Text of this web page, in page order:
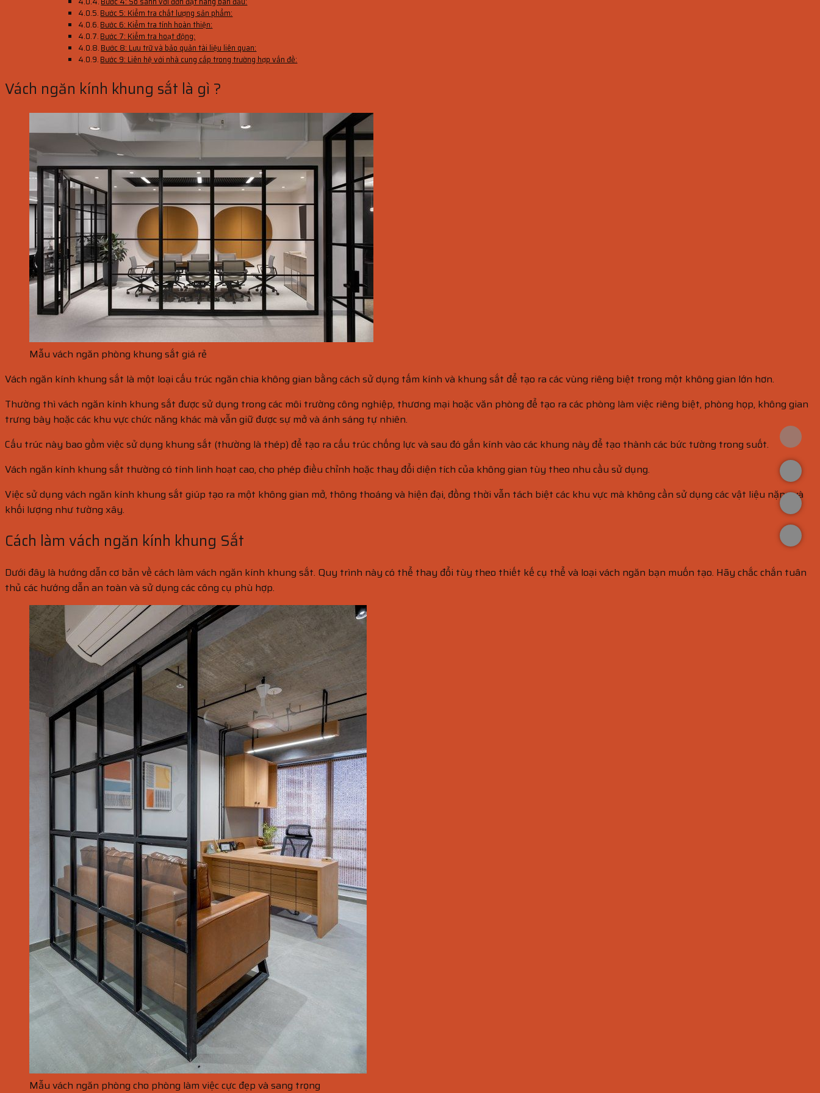
Bước 5: Kiểm tra chất lượng sản phẩm:
Bước 6: Kiểm tra tính hoàn thiện:
Bước 7: Kiểm tra hoạt động:
Bước 8: Lưu trữ và bảo quản tài liệu liên quan:
Bước 9: Liên hệ với nhà cung cấp trong trường hợp vấn đề:
Vách ngăn kính khung sắt là gì ?
Mẫu vách ngăn phòng khung sắt giá rẻ
Vách ngăn kính khung sắt là một loại cấu trúc ngăn chia không gian bằng cách sử dụng tấm kính và khung sắt để tạo ra các vùng riêng biệt trong một không gian lớn hơn.
Thường thì vách ngăn kính khung sắt được sử dụng trong các môi trường công nghiệp, thương mại hoặc văn phòng để tạo ra các phòng làm việc riêng biệt, phòng họp, không gian
trưng bày hoặc các khu vực chức năng khác mà vẫn giữ được sự mở và ánh sáng tự nhiên.
Cấu trúc này bao gồm việc sử dụng khung sắt (thường là thép) để tạo ra cấu trúc chống lực và sau đó gắn kính vào các khung này để tạo thành các bức tường trong suốt.
Vách ngăn kính khung sắt thường có tính linh hoạt cao, cho phép điều chỉnh hoặc thay đổi diện tích của không gian tùy theo nhu cầu sử dụng.
Việc sử dụng vách ngăn kính khung sắt giúp tạo ra một không gian mở, thông thoáng và hiện đại, đồng thời vẫn tách biệt các khu vực mà không cần sử dụng các vật liệu nặng và
khối lượng như tường xây.
Cách làm vách ngăn kính khung Sắt
Dưới đây là hướng dẫn cơ bản về cách làm vách ngăn kính khung sắt. Quy trình này có thể thay đổi tùy theo thiết kế cụ thể và loại vách ngăn bạn muốn tạo. Hãy chắc chắn tuân
thủ các hướng dẫn an toàn và sử dụng các công cụ phù hợp.
Mẫu vách ngăn phòng cho phòng làm việc cực đẹp và sang trọng